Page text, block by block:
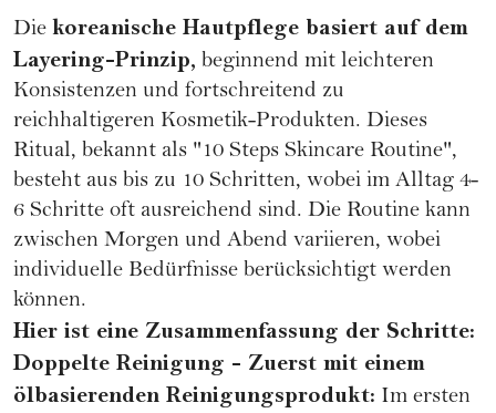
Die koreanische Hautpflege basiert auf dem
Layering-Prinzip, beginnend mit leichteren
Konsistenzen und fortschreitend zu
reichhaltigeren Kosmetik-Produkten. Dieses
Ritual, bekannt als "10 Steps Skincare Routine",
besteht aus bis zu 10 Schritten, wobei im Alltag 4-
6 Schritte oft ausreichend sind. Die Routine kann
zwischen Morgen und Abend variieren, wobei
individuelle Bedürfnisse berücksichtigt werden
können.
Hier ist eine Zusammenfassung der Schritte:
Doppelte Reinigung - Zuerst mit einem
ölbasierenden Reinigungsprodukt: Im ersten